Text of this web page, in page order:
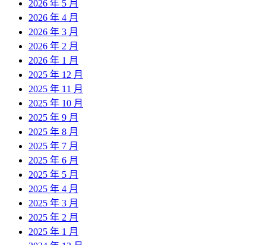
2026 年 5 月
2026 年 4 月
2026 年 3 月
2026 年 2 月
2026 年 1 月
2025 年 12 月
2025 年 11 月
2025 年 10 月
2025 年 9 月
2025 年 8 月
2025 年 7 月
2025 年 6 月
2025 年 5 月
2025 年 4 月
2025 年 3 月
2025 年 2 月
2025 年 1 月